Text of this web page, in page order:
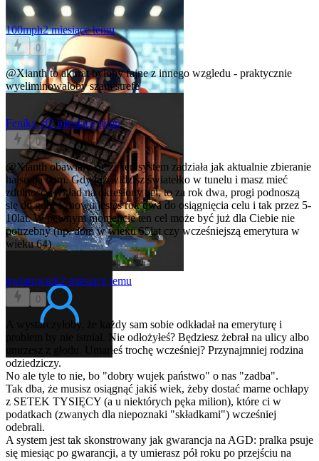
100mph2 miesiące temu
0
@Xianthto akurat byloby fajne z innego wzgledu - praktycznie
wyeliminowaloby szara strefe
Feniks_rf2 miesiące temu
0
@Xianthobawiam się że ten system zadziała jak aktualnie zbieranie
hajsu na dom. Gdy już widzisz światełko w tunelu i masz mieć
zdolność i wkład na określony cel, to za rok dwa, progi podnoszą
się do góry i znowu jesteś rok dwa do osiągnięcia celu i tak przez 5-
10lat. W pewnym momencie ten cel może być już dla Ciebie nie
potrzebny (np. dom w wieku 55lat czy wcześniejszą emerytura w
wieku 64)
gwintownik2 miesiące temu
0
A wystarczyłoby, że każdy sam sobie odkładał na emeryturę i
problem by nie istniał. Nie odłożyłeś? Będziesz żebrał na ulicy albo
umrzesz z głodu. Umarłeś trochę wcześniej? Przynajmniej rodzina
odziedziczy.
No ale tyle to nie, bo "dobry wujek państwo" o nas "zadba".
Tak dba, że musisz osiągnąć jakiś wiek, żeby dostać marne ochłapy
z SETEK TYSIĘCY (a u niektórych pęka milion), które ci w
podatkach (zwanych dla niepoznaki "składkami") wcześniej
odebrali.
A system jest tak skonstrowany jak gwarancja na AGD: pralka psuje
się miesiąc po gwarancji, a ty umierasz pół roku po przejściu na